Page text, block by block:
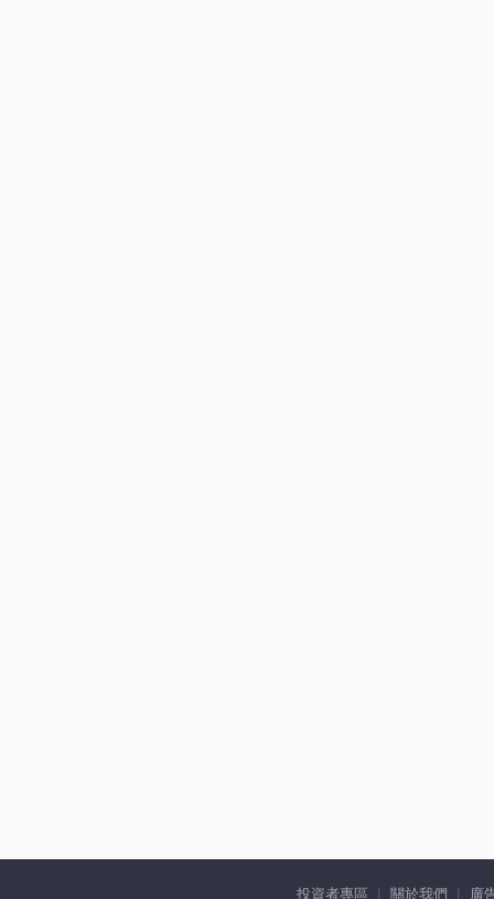
投資者專區 關於我們 廣